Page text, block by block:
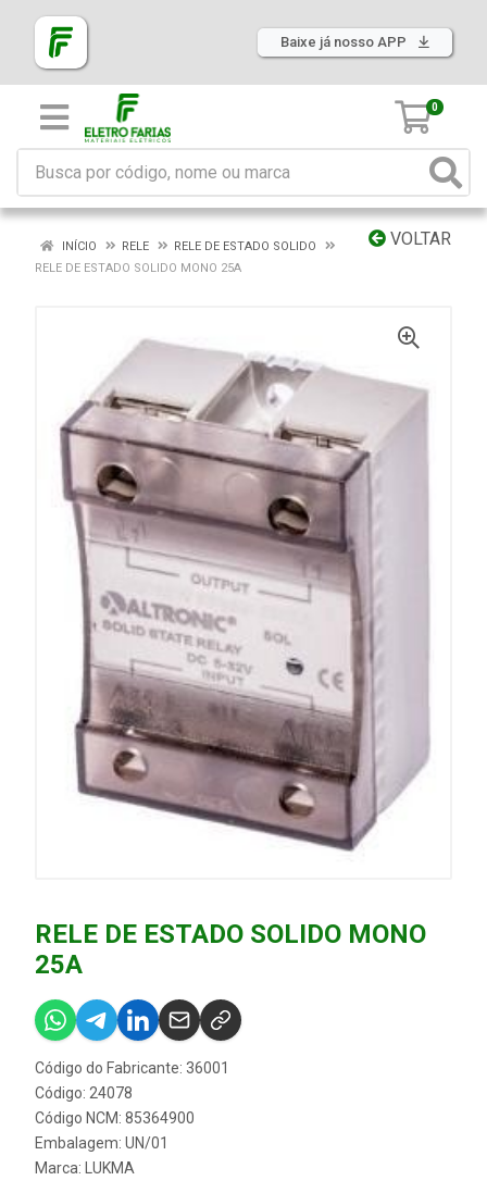
Baixe já nosso APP
0
VOLTAR
INÍCIO RELE
RELE DE ESTADO SOLIDO
RELE DE ESTADO SOLIDO MONO 25A
RELE DE ESTADO SOLIDO MONO
25A
Código do Fabricante: 36001
Código: 24078
Código NCM: 85364900
Embalagem: UN/01
Marca:
LUKMA